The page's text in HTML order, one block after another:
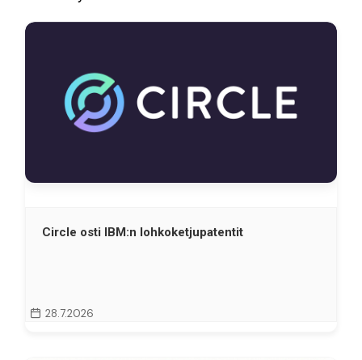
Circle osti IBM:n lohkoketjupatentit
28.7.2026